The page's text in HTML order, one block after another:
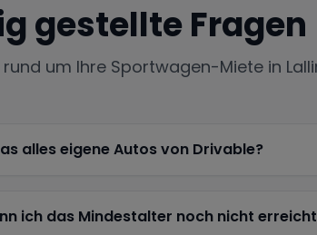
gestellte Fragen
um Ihre Sportwagen-Miete in
alles eigene Autos von Drivable?
ich das Mindestalter noch nicht